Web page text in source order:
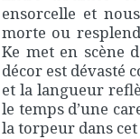
ensorcelle et
morte ou
Ke met en scène
décor est dévasté
et la langueur
le temps d’une
la torpeur dans